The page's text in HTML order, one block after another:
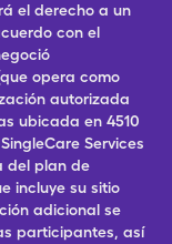
el derecho a un
con el
opera como
autorizada
ubicada en 4510
Services
del plan de
incluye su sitio
adicional se
participantes, así